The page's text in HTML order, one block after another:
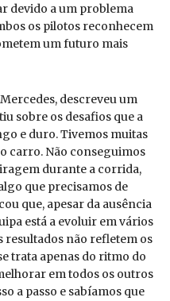
devido a um problema
os pilotos reconhecem
um futuro mais
descreveu um
sobre os desafios que a
e duro. Tivemos muitas
carro. Não conseguimos
durante a corrida,
que precisamos de
que, apesar da ausência
está a evoluir em vários
resultados não refletem os
trata apenas do ritmo do
em todos os outros
a passo e sabíamos que